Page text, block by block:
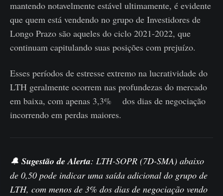
mantendo notavelmente estável ultimamente, é evidente
que quem está vendendo no grupo de Investidores de
Longo Prazo são aqueles do ciclo 2021-2022, que
continuam capitulando suas posições com prejuízo.
Esses períodos de estresse extremo na lucratividade do
LTH geralmente ocorrem nas profundezas do mercado
em baixa, com apenas 3,3% dos dias de negociação
incorrendo em perdas maiores.
🔔 Sugestão de Alerta: LTH-SOPR (7D-SMA) abaixo
de 0,50 pode indicar uma saída adicional do grupo de
LTH, com menos de 3% dos dias de negociação vendo